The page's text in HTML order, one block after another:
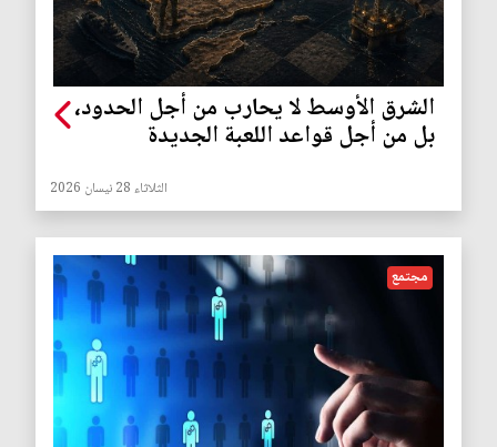
الشرق الأوسط لا يحارب من أجل الحدود،
بل من أجل قواعد اللعبة الجديدة
الثلاثاء 28 نيسان 2026
مجتمع